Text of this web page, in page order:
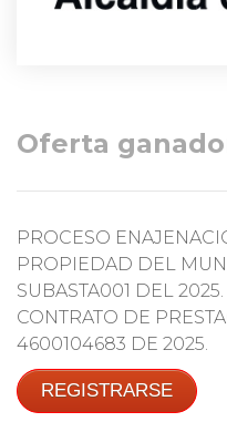
Oferta
PROCESO
PROPIEDAD DEL
SUBASTA001 DEL 2025.
CONTRATO DE
4600104683 DE 2025.
REGISTRARSE